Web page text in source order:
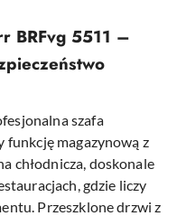
BRFvg 5511 –
szafa
funkcję magazynową z
chłodnicza, doskonale
gdzie liczy
Przeszklone drzwi z